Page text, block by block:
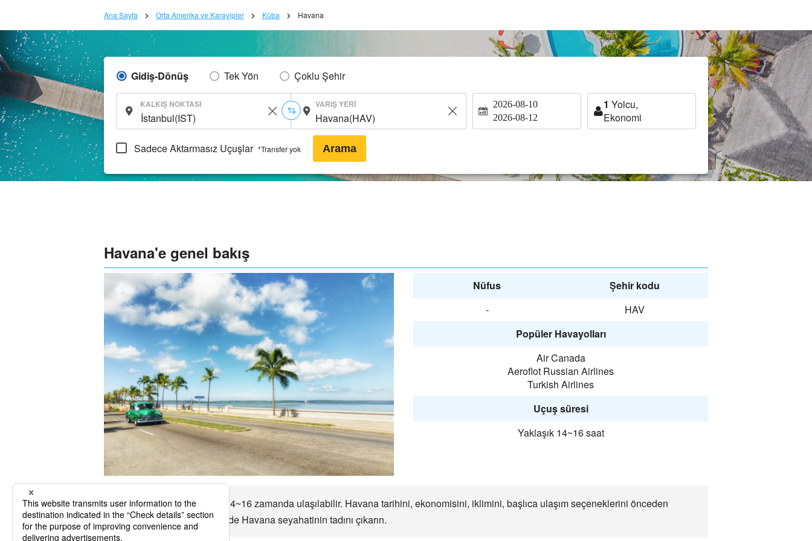
Ana Sayfa Orta Amerika ve Karayipler Küba Havana
Gidiş-Dönüş Tek Yön Çoklu Şehir
KALKIŞ NOKTASI VARIŞ YERI 2026-08-10
2026-08-12
1 Yolcu,
Ekonomi
Sadece Aktarmasız Uçuşlar *Transfer yok Arama
Havana'e genel bakış
Nüfus
Şehir kodu
-
HAV
Popüler Havayolları
Air Canada
Aeroflot Russian Airlines
Turkish Airlines
Uçuş süresi
Yaklaşık 14~16 saat
Uçaklara Havana'e kadar 14~16 zamanda ulaşılabilir. Havana tarihini, ekonomisini, iklimini, başlıca ulaşım seçeneklerini önceden
öğrenin ve anlamlı bir şekilde Havana seyahatinin tadını çıkarın.